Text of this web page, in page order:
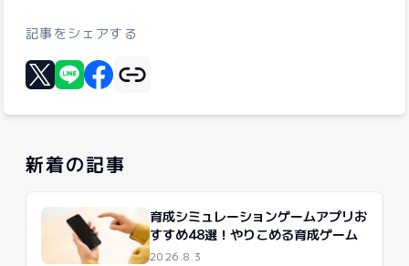
記事をシェアする
Xに投稿する
リンクをコピー
新着の記事
育成シミュレーションゲームアプリお
すすめ48選！やりこめる育成ゲーム
2026.8.3